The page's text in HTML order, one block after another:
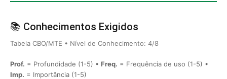
📚 Conhecimentos Exigidos
Tabela CBO/MTE • Nível de Conhecimento: 4/8
Prof. = Profundidade (1-5) • Freq. = Frequência de uso (1-5) •
Imp. = Importância (1-5)